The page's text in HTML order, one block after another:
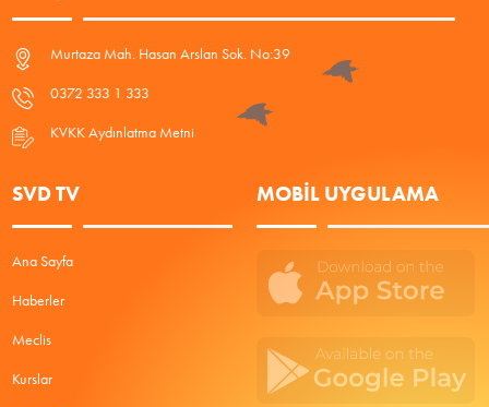
Murtaza Mah. Hasan Arslan Sok. No:39
0372 333 1 333
KVKK Aydınlatma Metni
SVD TV
Ana Sayfa
Haberler
Meclis
Kurslar
MOBIL UYGULAMA